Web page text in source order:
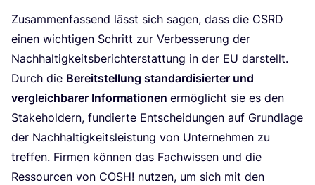
Zusam­men­fas­send lässt sich sagen, dass die CSRD
einen wich­ti­gen Schritt zur Ver­bes­se­rung der
Nach­hal­tig­keits­be­richt­erstat­tung in der EU dar­stellt.
Durch die Bereit­stel­lung stan­dar­di­sier­ter und
ver­gleich­ba­rer Infor­ma­tio­nen ermög­licht sie es den
Stake­hol­dern, fun­dier­te Ent­schei­dun­gen auf Grund­la­ge
der Nach­hal­tig­keits­leis­tung von Unter­neh­men zu
tref­fen. Fir­men kön­nen das Fach­wis­sen und die
Res­sour­cen von COSH! nut­zen, um sich mit den